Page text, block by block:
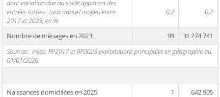
dont variation due au solde apparent des
entrées sorties : taux annuel moyen entre
2017 et 2023, en %
0,2 0,2
Nombre de ménages en 2023 99
31 274 741
Sources : Insee, RP2017 et RP2023 exploitations principales en géographie au
01/01/2026
Naissances domiciliées en 2025 1
642 905